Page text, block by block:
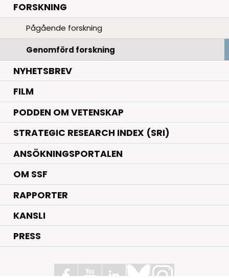
FORSKNING.
Pågående forskning
Genomförd forskning
NYHETSBREV
FILM
PODDEN OM VETENSKAP
STRATEGIC RESEARCH INDEX (SRI)
ANSÖKNINGSPORTALEN
OM SSF
RAPPORTER
KANSLI
PRESS